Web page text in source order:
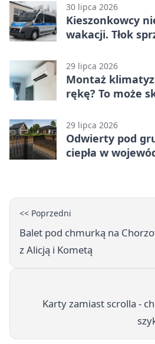
30 lipca 2026
Kieszonkowcy
wakacji. Tłok
29 lipca 2026
Montaż
rękę? To może
29 lipca 2026
Odwierty pod
ciepła w
<< Poprzedni
Balet pod chmurką na
z Alicją i Kometą
Karty zamiast scrolla -